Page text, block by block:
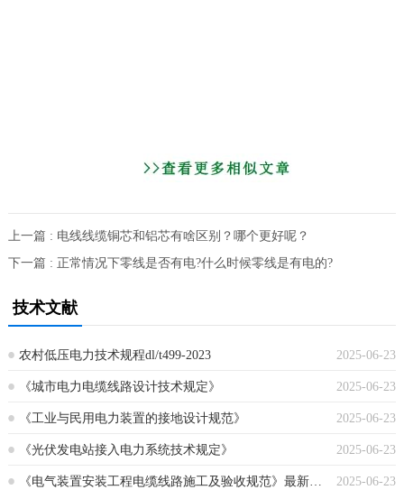
上一篇 : 电线线缆铜芯和铝芯有啥区别？哪个更好呢？
下一篇 : 正常情况下零线是否有电?什么时候零线是有电的?
技术文献
2025-06-23
农村低压电力技术规程dl/t499-2023
2025-06-23
《城市电力电缆线路设计技术规定》
2025-06-23
《工业与民用电力装置的接地设计规范》
2025-06-23
《光伏发电站接入电力系统技术规定》
2025-06-23
《电气装置安装工程电缆线路施工及验收规范》最新版本